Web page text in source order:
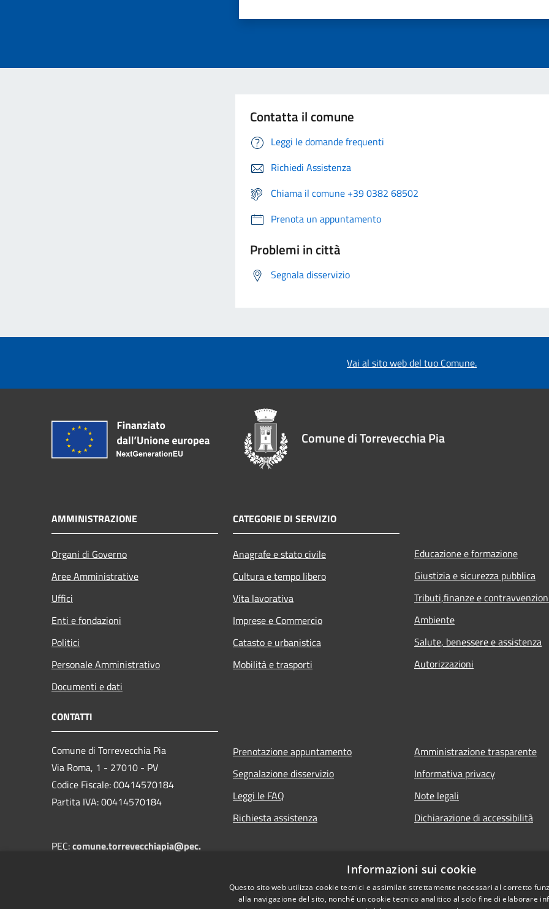
Contatta il comune
Leggi le domande frequenti
Richiedi Assistenza
Chiama il comune +39 0382 68502
Prenota un appuntamento
Problemi in città
Segnala disservizio
Vai al sito web del tuo Comune.
Comune di Torrevecchia Pia
AMMINISTRAZIONE
Organi di Governo
Aree Amministrative
Uffici
Enti e fondazioni
Politici
Personale Amministrativo
Documenti e dati
CATEGORIE DI SERVIZIO
Anagrafe e stato civile
Cultura e tempo libero
Vita lavorativa
Imprese e Commercio
Catasto e urbanistica
Mobilità e trasporti
Educazione e formazione
Giustizia e sicurezza pubblica
Tributi,finanze e
Ambiente
Salute, benessere e assistenza
Autorizzazioni
CONTATTI
Comune di Torrevecchia Pia
Via Roma, 1 - 27010 - PV
Codice Fiscale: 00414570184
Partita IVA: 00414570184
PEC:comune.torrevecchiapia@pec.
Prenotazione appuntamento
Segnalazione disservizio
Leggi le FAQ
Richiesta assistenza
Amministrazione trasparente
Informativa privacy
Note legali
Dichiarazione di accessibilità
Informazioni sui cookie
Questo sito web utilizza cookie tecnici e assimilati strettamente necessari al corretto
alla navigazione del sito, nonché un cookie tecnico analitico al solo fine di elaborare